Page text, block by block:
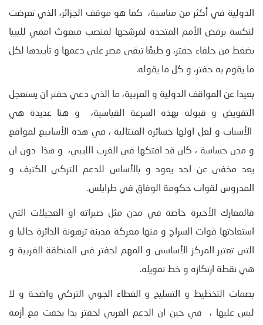
الدولية في أكثر من مناسبة، كما هو موقف الجزائر، الذي تعرضت
لنكسة برفض الأمم المتحدة لمرشحها لمنصب مبعوث اممي لليبيا
بضغط من حلفاء حفتر، و طبعًا تبقى مصر على دعمها و تأييدها لكل
ما يقوم به حفتر، و كل ما يقوله.
بعيدا عن المواقف الدولية و العربية، ما الذي دعي حفتر ان يستعجل
التفويض و قبوله بهذه السرعة القياسية، و هنا عديدة هي
الأسباب و لعل اولها خسائره المتتالية ، في هذه الأسابيع لمواقع
و مدن حساسة ، كان قد افتكها في الغرب الليبي، و هذا دون ان
يعد مخفى عن احد يعود و بالأساس للدعم التركي الكثيف و
المدروس لقوات حكومة الوفاق في طرابلس.
فالمعارك الأخيرة خاصة في مدن مثل صبراته او العجيلات التي
استعادتها قوات السراج و منها معركة مدينة ترهونة الدائرة حاليا و
التي تعتبر المركز الأساسي و المهم لحفتر في المنطقة الغربية و
هي نقطة ارتكازه و خط تمويله.
بصمات التخطيط و التسليح و الغطاء الجوي التركي واضحة و لا
لبس عليها ، في حين ان الدعم العربي لحفتر بدا يخفت مع أزمة